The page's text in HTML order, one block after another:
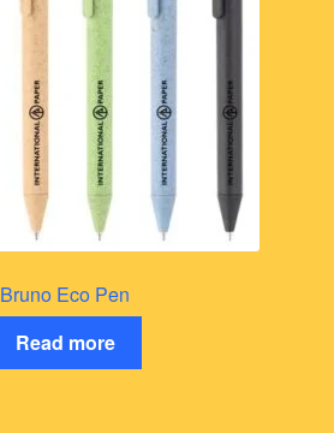
Bruno Eco Pen
Read more